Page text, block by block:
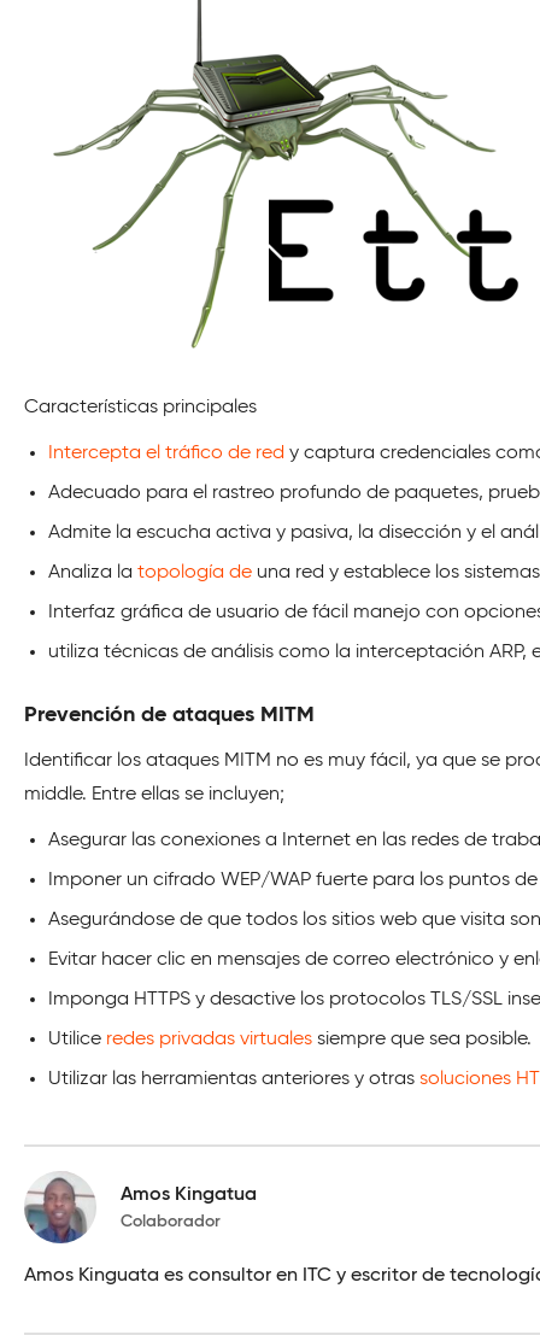
Características principales
Intercepta el tráfico de red y captura credenciales
Adecuado para el rastreo profundo de paquetes,
Admite la escucha activa y pasiva, la disección y el
Analiza la topología de una red y establece los
Interfaz gráfica de usuario de fácil manejo con
utiliza técnicas de análisis como la interceptación
Prevención de ataques MITM
Identificar los ataques MITM no es muy fácil, ya que se
middle. Entre ellas se incluyen;
Asegurar las conexiones a Internet en las redes de
Imponer un cifrado WEP/WAP fuerte para los puntos
Asegurándose de que todos los sitios web que visita
Evitar hacer clic en mensajes de correo electrónico y
Imponga HTTPS y desactive los protocolos TLS/SSL
Utilice redes privadas virtuales siempre que sea posible.
Utilizar las herramientas anteriores y otras soluciones
Amos Kingatua
Colaborador
Amos Kinguata es consultor en ITC y escritor de